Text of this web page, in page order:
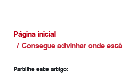
Página inicial
Consegue adivinhar onde
Partilhe este artigo: